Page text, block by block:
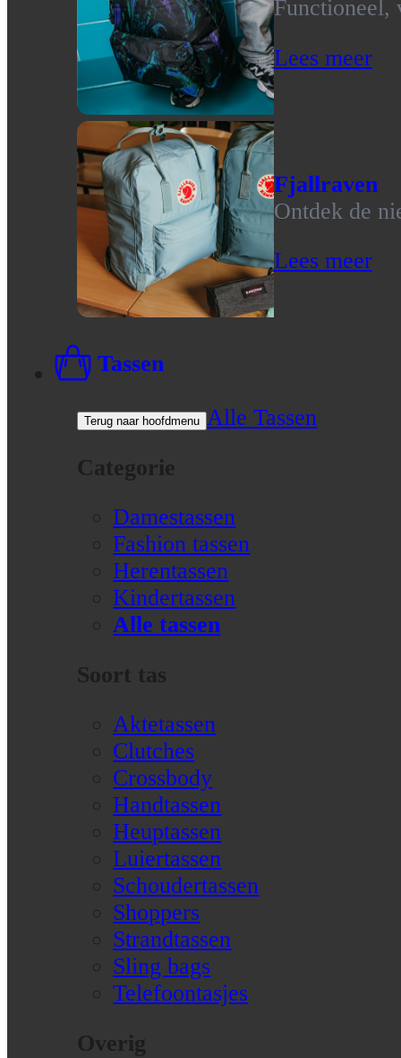
Functioneel,
Lees meer
Fjallraven
Ontdek de
Lees meer
Tassen
Terug naar hoofdmenu Alle Tassen
Categorie
Damestassen
Fashion tassen
Herentassen
Kindertassen
Alle tassen
Soort tas
Aktetassen
Clutches
Crossbody
Handtassen
Heuptassen
Luiertassen
Schoudertassen
Shoppers
Strandtassen
Sling bags
Telefoontasjes
Overig